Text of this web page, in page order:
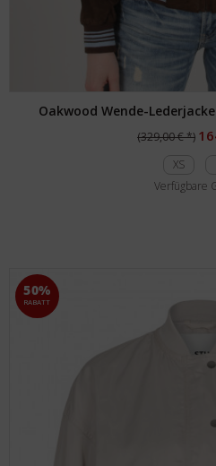
Oakwood Wende-
(329,00 € *)
XS
Verfügbare
50%
RABATT